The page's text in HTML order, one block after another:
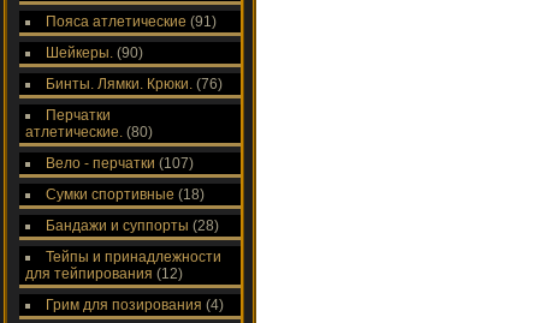
Пояса атлетические (91)
Шейкеры. (90)
Бинты. Лямки. Крюки. (76)
Перчатки
атлетические. (80)
Вело - перчатки (107)
Сумки спортивные (18)
Бандажи и суппорты (28)
Тейпы и принадлежности
для тейпирования (12)
Грим для позирования (4)